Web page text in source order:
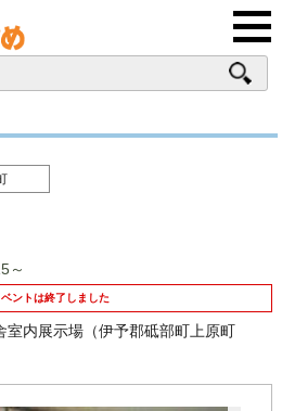
～
ントは終了しました
室内展示場（伊予郡砥部町上原町